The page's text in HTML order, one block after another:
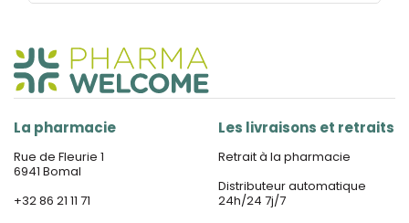
La pharmacie
Rue de Fleurie 1
6941 Bomal
+32 86 21 11 71
Les livraisons et retraits
Retrait à la pharmacie
Distributeur automatique
24h/24 7j/7